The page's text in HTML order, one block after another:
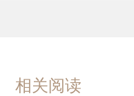
相关阅读